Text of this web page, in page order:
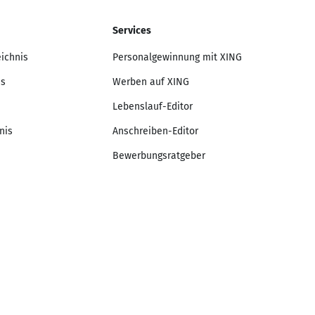
Services
Personalgewinnung mit XING
Werben auf XING
Lebenslauf-Editor
Anschreiben-Editor
Bewerbungsratgeber